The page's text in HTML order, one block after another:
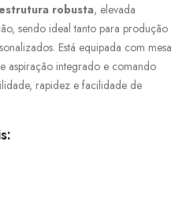
estrutura robusta, elevada
sendo ideal tanto para produção
Está equipada com mesa
aspiração integrado e comando
rapidez e facilidade de